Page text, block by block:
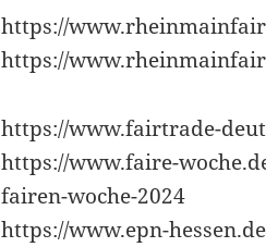
https://
https://
https://www.fairtrade-
https://www.faire-
fairen-woche-2024
https://www.epn-